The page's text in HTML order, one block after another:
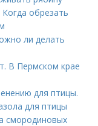
обрезать
ли делать
В Пермском крае
для птицы.
для птицы
смородиновых